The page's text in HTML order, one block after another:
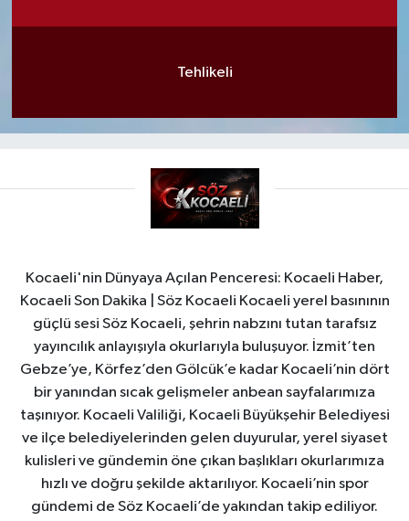
Tehlikeli
Kocaeli'nin Dünyaya Açılan Penceresi: Kocaeli Haber,
Kocaeli Son Dakika | Söz Kocaeli Kocaeli yerel basınının
güçlü sesi Söz Kocaeli, şehrin nabzını tutan tarafsız
yayıncılık anlayışıyla okurlarıyla buluşuyor. İzmit’ten
Gebze’ye, Körfez’den Gölcük’e kadar Kocaeli’nin dört
bir yanından sıcak gelişmeler anbean sayfalarımıza
taşınıyor. Kocaeli Valiliği, Kocaeli Büyükşehir Belediyesi
ve ilçe belediyelerinden gelen duyurular, yerel siyaset
kulisleri ve gündemin öne çıkan başlıkları okurlarımıza
hızlı ve doğru şekilde aktarılıyor. Kocaeli’nin spor
gündemi de Söz Kocaeli’de yakından takip ediliyor.